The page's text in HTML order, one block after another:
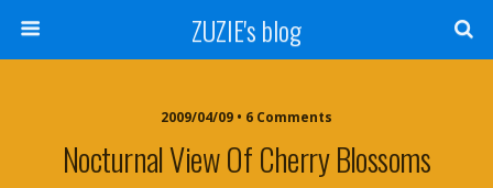
ZUZIE's blog
2009/04/09 • 6 Comments
Nocturnal View Of Cherry Blossoms